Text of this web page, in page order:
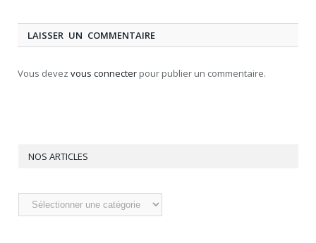
LAISSER UN COMMENTAIRE
Vous devez vous connecter pour publier un commentaire.
NOS ARTICLES
Nos